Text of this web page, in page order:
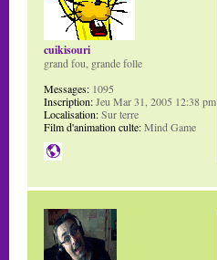
cuikisouri
grand fou, grande folle
Messages: 1095
Inscription:Jeu Mar 31, 2005 12:38 pm
Localisation:Sur terre
Film d'animation culte:Mind Game